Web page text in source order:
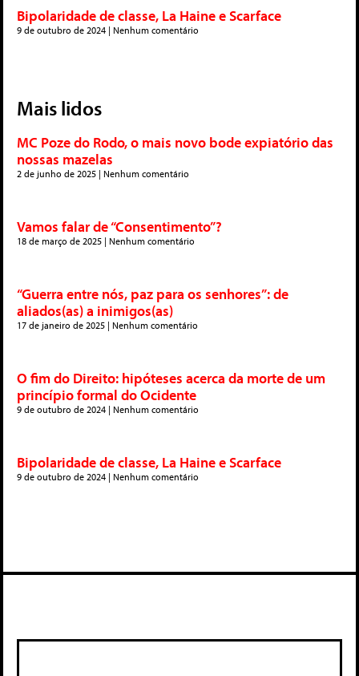
Bipolaridade de classe, La Haine e Scarface
9 de outubro de 2024 Nenhum comentário
Mais lidos
MC Poze do Rodo, o mais novo bode expiatório das
nossas mazelas
2 de junho de 2025 Nenhum comentário
Vamos falar de “Consentimento”?
18 de março de 2025 Nenhum comentário
“Guerra entre nós, paz para os senhores”: de
aliados(as) a inimigos(as)
17 de janeiro de 2025 Nenhum comentário
O fim do Direito: hipóteses acerca da morte de um
princípio formal do Ocidente
9 de outubro de 2024 Nenhum comentário
Bipolaridade de classe, La Haine e Scarface
9 de outubro de 2024 Nenhum comentário